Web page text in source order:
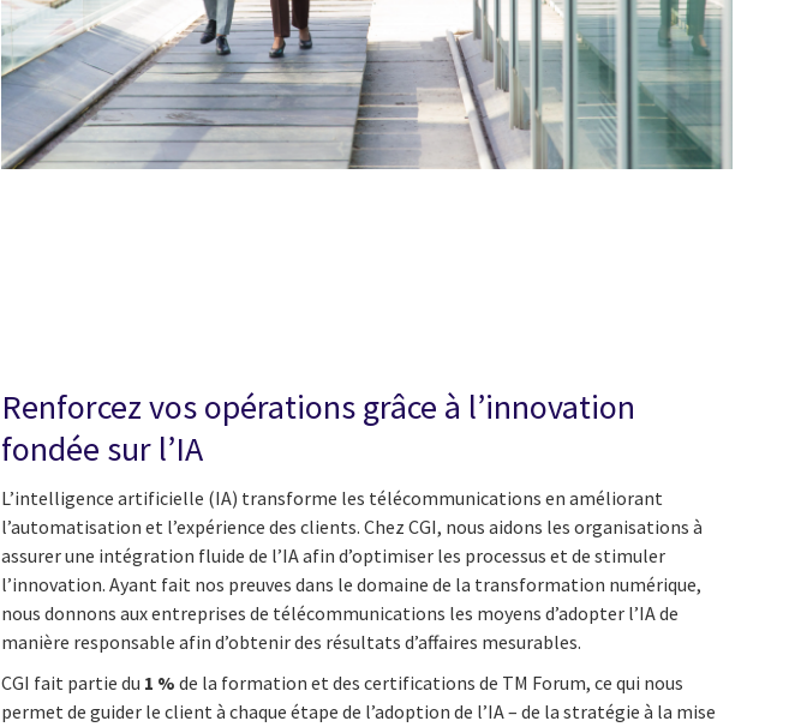
Renforcez vos opérations grâce à l’innovation
fondée sur l’IA
L’intelligence artificielle (IA) transforme les télécommunications en améliorant
l’automatisation et l’expérience des clients. Chez CGI, nous aidons les organisations à
assurer une intégration fluide de l’IA afin d’optimiser les processus et de stimuler
l’innovation. Ayant fait nos preuves dans le domaine de la transformation numérique,
nous donnons aux entreprises de télécommunications les moyens d’adopter l’IA de
manière responsable afin d’obtenir des résultats d’affaires mesurables.
CGI fait partie du 1 % de la formation et des certifications de TM Forum, ce qui nous
permet de guider le client à chaque étape de l’adoption de l’IA – de la stratégie à la mise